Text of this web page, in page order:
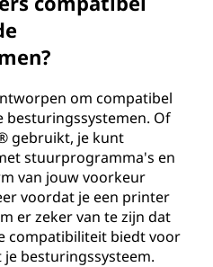
om compatibel
besturingssystemen. Of
gebruikt, je kunt
stuurprogramma's en
van jouw voorkeur
voordat je een printer
er zeker van te zijn dat
compatibiliteit biedt voor
besturingssysteem.